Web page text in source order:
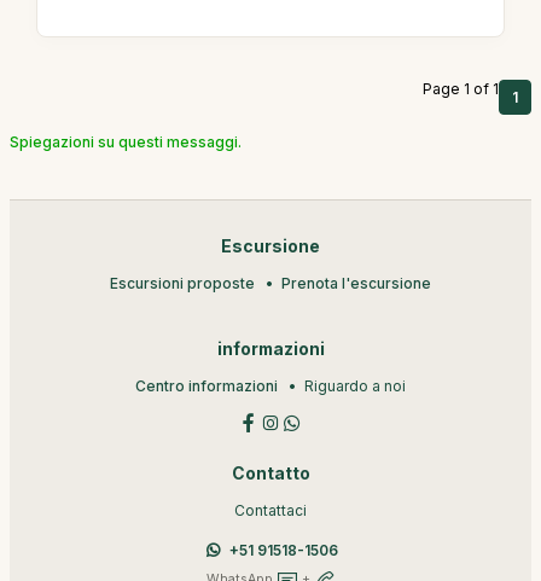
Page 1 of 1 1
Spiegazioni su questi messaggi.
Escursione
Escursioni proposte Prenota l'escursione
informazioni
Centro informazioni Riguardo a noi
Contatto
Contattaci
+51 91518-1506